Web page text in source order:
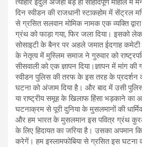
त्यौहार ईदुल अजहा बड़े ही सौहादपूर्ण माहौल में
दिन स्वीडन की राजधानी स्टाकहोम में सेंट्रल
से ग्रसित सलवान मोमिक नामक एक व्यक्ति
ग्रंथ को फाड़ा गया, फिर जला दिया। इसको
सोसाइटी के बैनर पर अहले जमात ईदगाह कमेटी
के नेतृत्व में मुस्लिम समाज ने गुरुवार को
सीसवाली को एक ज्ञापन दिया।ज्ञापन में मांग
स्वीडन पुलिस की तरफ के इस तरह के प्रदर्शन
घटना को अंजाम दिया है। और बाद में उसी
या राष्ट्रीय समूह के खिलाफ हिंसा भड़काने का
घटनाक्रम से पूरी दुनिया के मुसलमानों की
और हम भारत के मुसलमान इस पवित्र ग्रंथ
के लिए हिदायत का जरिया है। उसका अपमान
करेगें। हम इस्लामफोबिया से ग्रसित इस